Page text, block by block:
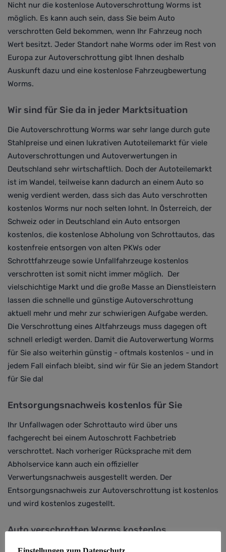
Nicht nur die kostenlose Autoverschrottung Worms ist
möglich. Es kann auch sein, dass Sie beim Auto
verschrotten Geld bekommen, wenn Ihr Fahrzeug noch
Wert besitzt. Jeder Standort nahe Worms oder im Rest von
Europa zur Autoverschrottung gibt Ihnen deshalb
Auskunft dazu und eine kostenlose Fahrzeugbewertung
Worms.
Wir sind für Sie da in jeder Marktsituation
Die Autoverschrottung Worms war sehr lange durch gute
Stahlpreise und einen lukrativen Autoteilemarkt für viele
Autoverschrottungen und Autoverwertungen in
Deutschland sehr wirtschaftlich. Doch der Autoteilemarkt
ist im Wandel, teilweise kann dadurch an einem Auto so
wenig verdient werden, dass sich das Auto verschrotten
kostenlos Worms nur noch selten lohnt. In Österreich, der
Schweiz oder in Deutschland ein Auto entsorgen
kostenlos, die kostenlose Abholung von Schrottautos, das
kostenfreie entsorgen von alten PKWs oder
Schrottfahrzeuge sowie Unfallfahrzeuge kostenlos
verschrotten ist somit nicht immer möglich. Der
vielschichtige Markt und die große Masse an Dienstleistern
lassen die schnelle und günstige Autoverschrottung
aktuell mehr und mehr zur schwierigen Aufgabe werden.
Die Verschrottung eines Altfahrzeugs muss dagegen oft
schnell erledigt werden. Damit die Autoverwertung Worms
für Sie also weiterhin günstig - oftmals kostenlos - und in
jedem Fall einfach bleibt, sind wir für Sie an jedem Standort
für Sie da!
Entsorgungsnachweis kostenlos für Sie
Ihr Unfallwagen oder Schrottauto wird über uns
fachgerecht bei einem Autoschrott Fachbetrieb
verschrottet. Nach vorheriger Rücksprache mit dem
Abholservice kann auch ein offizieller
Verwertungsnachweis ausgestellt werden. Der
Entsorgungsnachweis zur Autoverschrottung ist kostenlos
und wird kostenlos zugestellt.
Auto verschrotten Worms kostenlos
Oft ist bei uns die Abholung und Autoverschrottung